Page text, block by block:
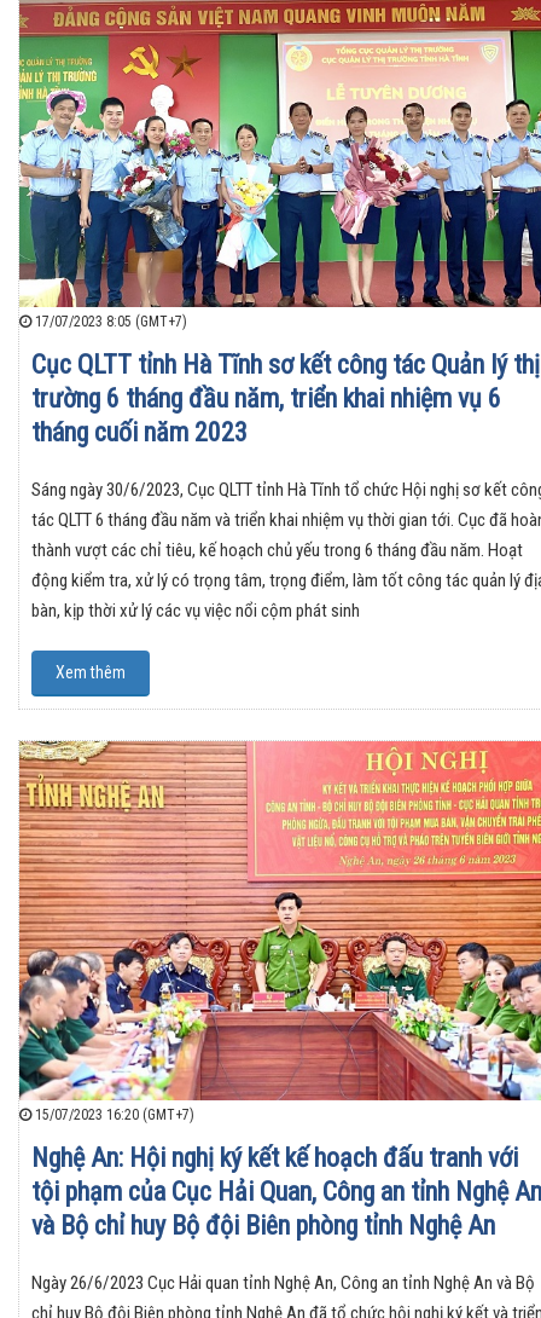
17/07/2023 8:05 (GMT+7)
Cục QLTT tỉnh Hà Tĩnh sơ kết công tác Quản lý thị
trường 6 tháng đầu năm, triển khai nhiệm vụ 6
tháng cuối năm 2023
Sáng ngày 30/6/2023, Cục QLTT tỉnh Hà Tĩnh tổ chức Hội nghị sơ kết
tác QLTT 6 tháng đầu năm và triển khai nhiệm vụ thời gian tới. Cục đã
thành vượt các chỉ tiêu, kế hoạch chủ yếu trong 6 tháng đầu năm. Hoạt
động kiểm tra, xử lý có trọng tâm, trọng điểm, làm tốt công tác quản lý
bàn, kịp thời xử lý các vụ việc nổi cộm phát sinh
Xem thêm
15/07/2023 16:20 (GMT+7)
Nghệ An: Hội nghị ký kết kế hoạch đấu tranh với
tội phạm của Cục Hải Quan, Công an tỉnh Nghệ An
và Bộ chỉ huy Bộ đội Biên phòng tỉnh Nghệ An
Ngày 26/6/2023 Cục Hải quan tỉnh Nghệ An, Công an tỉnh Nghệ An và Bộ
chỉ huy Bộ đội Biên phòng tỉnh Nghệ An đã tổ chức hội nghị ký kết và